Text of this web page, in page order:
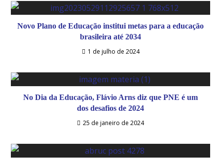
Novo Plano de Educação institui metas para a educação
brasileira até 2034
1 de julho de 2024
No Dia da Educação, Flávio Arns diz que PNE é um
dos desafios de 2024
25 de janeiro de 2024